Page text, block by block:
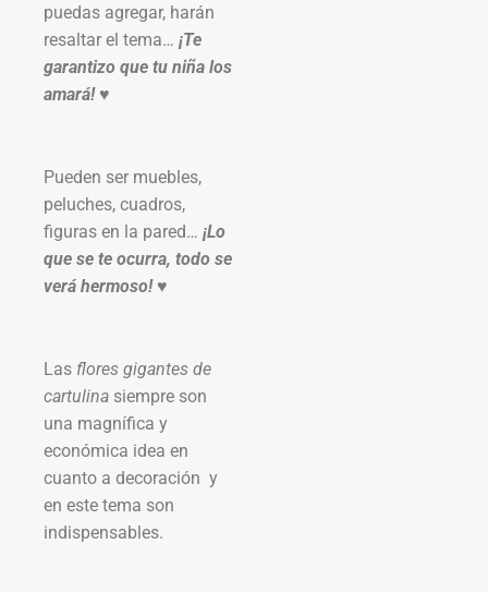
puedas agregar, harán
resaltar el tema… ¡Te
garantizo que tu niña los
amará! ♥
Pueden ser muebles,
peluches, cuadros,
figuras en la pared… ¡Lo
que se te ocurra, todo se
verá hermoso! ♥
Las flores gigantes de
cartulina siempre son
una magnífica y
económica idea en
cuanto a decoración y
en este tema son
indispensables.